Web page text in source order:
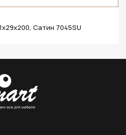
Сатин 7045SU